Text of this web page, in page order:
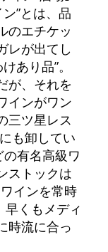
”とは、品
のエチケッ
レが出てし
あり品”。
が、それを
インがワン
三ツ星レス
も卸してい
の有名高級ワ
ストックは
インを常時
くもメディ
時流に合っ